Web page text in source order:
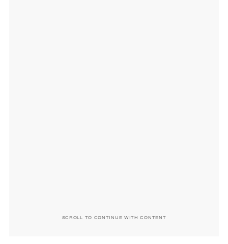
SCROLL TO CONTINUE WITH CONTENT